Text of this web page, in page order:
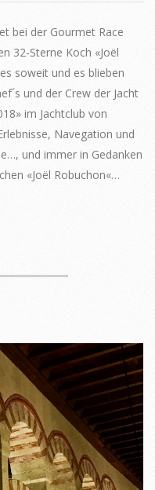
bei der Gourmet Race
32-Sterne Koch «Joël
soweit und es blieben
und der Crew der Jacht
im Jachtclub von
Navegation und
und immer in Gedanken
«Joël Robuchon«…